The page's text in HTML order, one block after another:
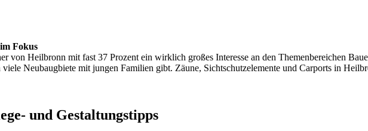
Fokus
von Heilbronn mit fast 37 Prozent ein wirklich großes Interesse an den Themenbereichen
Neubaugbiete mit jungen Familien gibt. Zäune, Sichtschutzelemente und Carports in
und Gestaltungstipps